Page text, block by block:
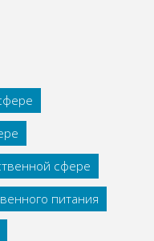
сфере
питания